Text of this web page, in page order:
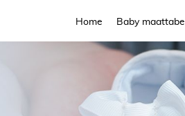
Home Baby maattabel